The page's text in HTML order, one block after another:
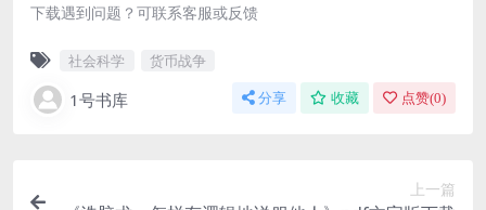
下载遇到问题？可联系客服或反馈
社会科学 货币战争
1号书库 分享 收藏 点赞(0)
上一篇